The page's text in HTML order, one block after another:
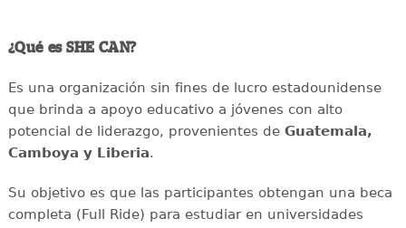
¿Qué es SHE CAN?
Es una organización sin fines de lucro estadounidense
que brinda a apoyo educativo a jóvenes con alto
potencial de liderazgo, provenientes deGuatemala,
Camboya y Liberia.
Su objetivo es que las participantes obtengan una beca
completa (Full Ride) para estudiar en universidades